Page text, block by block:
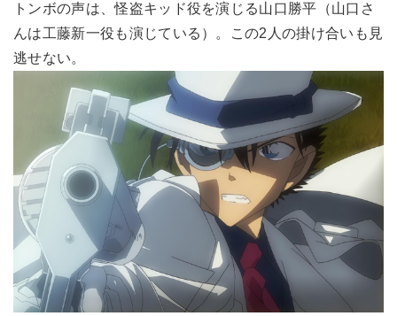
トンボの声は、怪盗キッド役を演じる山口勝平（山口さ
んは工藤新一役も演じている）。この2人の掛け合いも見
逃せない。